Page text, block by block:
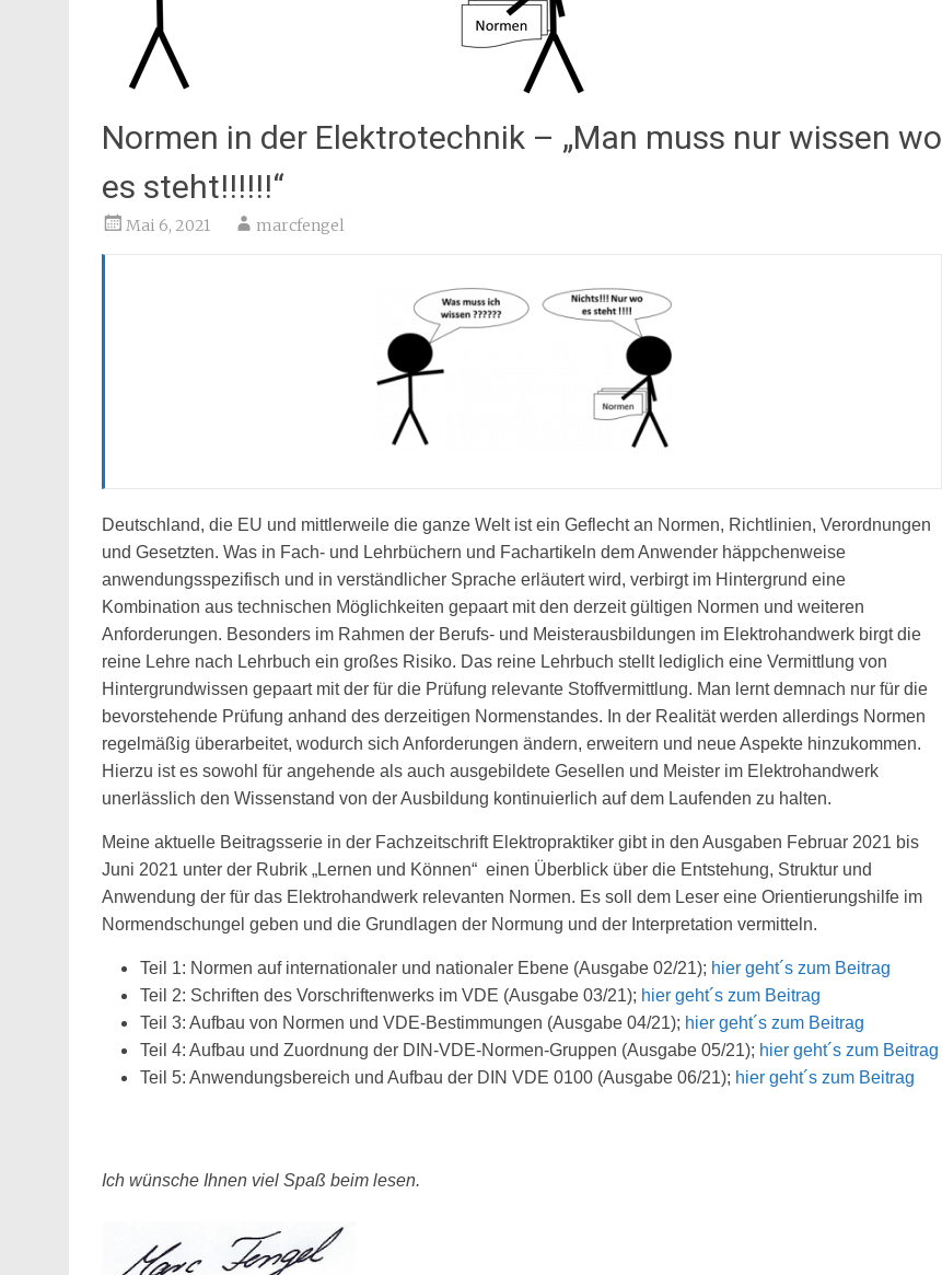
Normen in der Elektrotechnik – „Man muss nur wissen wo
es steht!!!!!!“
Mai 6, 2021 marcfengel
Deutschland, die EU und mittlerweile die ganze Welt ist ein Geflecht an Normen, Richtlinien, Verordnungen
und Gesetzten. Was in Fach- und Lehrbüchern und Fachartikeln dem Anwender häppchenweise
anwendungsspezifisch und in verständlicher Sprache erläutert wird, verbirgt im Hintergrund eine
Kombination aus technischen Möglichkeiten gepaart mit den derzeit gültigen Normen und weiteren
Anforderungen. Besonders im Rahmen der Berufs- und Meisterausbildungen im Elektrohandwerk birgt die
reine Lehre nach Lehrbuch ein großes Risiko. Das reine Lehrbuch stellt lediglich eine Vermittlung von
Hintergrundwissen gepaart mit der für die Prüfung relevante Stoffvermittlung. Man lernt demnach nur für die
bevorstehende Prüfung anhand des derzeitigen Normenstandes. In der Realität werden allerdings Normen
regelmäßig überarbeitet, wodurch sich Anforderungen ändern, erweitern und neue Aspekte hinzukommen.
Hierzu ist es sowohl für angehende als auch ausgebildete Gesellen und Meister im Elektrohandwerk
unerlässlich den Wissenstand von der Ausbildung kontinuierlich auf dem Laufenden zu halten.
Meine aktuelle Beitragsserie in der Fachzeitschrift Elektropraktiker gibt in den Ausgaben Februar 2021 bis
Juni 2021 unter der Rubrik „Lernen und Können“ einen Überblick über die Entstehung, Struktur und
Anwendung der für das Elektrohandwerk relevanten Normen. Es soll dem Leser eine Orientierungshilfe im
Normendschungel geben und die Grundlagen der Normung und der Interpretation vermitteln.
Teil 1: Normen auf internationaler und nationaler Ebene (Ausgabe 02/21); hier geht´s zum Beitrag
Teil 2: Schriften des Vorschriftenwerks im VDE (Ausgabe 03/21); hier geht´s zum Beitrag
Teil 3: Aufbau von Normen und VDE-Bestimmungen (Ausgabe 04/21); hier geht´s zum Beitrag
Teil 4: Aufbau und Zuordnung der DIN-VDE-Normen-Gruppen (Ausgabe 05/21); hier geht´s zum Beitrag
Teil 5: Anwendungsbereich und Aufbau der DIN VDE 0100 (Ausgabe 06/21); hier geht´s zum Beitrag
Ich wünsche Ihnen viel Spaß beim lesen.